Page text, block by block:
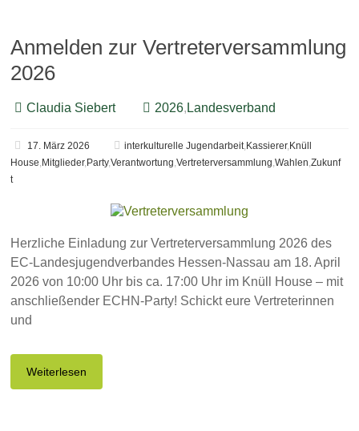
Anmelden zur Vertreterversammlung
2026
Claudia Siebert 2026, Landesverband
17. März 2026 interkulturelle Jugendarbeit, Kassierer, Knüll
House, Mitglieder, Party,Verantwortung,Vertreterversammlung,Wahlen,Zukunf
t
Herzliche Einladung zur Vertreterversammlung 2026 des
EC-Landesjugendverbandes Hessen-Nassau am 18. April
2026 von 10:00 Uhr bis ca. 17:00 Uhr im Knüll House – mit
anschließender ECHN-Party! Schickt eure Vertreterinnen
und
Weiterlesen